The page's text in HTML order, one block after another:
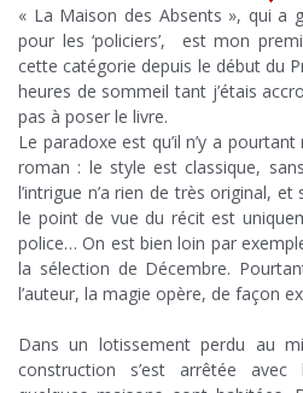
« La Maison des Absents », qui a
pour les ‘policiers’, est mon
cette catégorie depuis le début du
heures de sommeil tant j’étais
pas à poser le livre.
Le paradoxe est qu’il n’y a
roman : le style est classique,
l’intrigue n’a rien de très original,
le point de vue du récit est
police… On est bien loin par
la sélection de Décembre.
l’auteur, la magie opère, de façon
Dans un lotissement perdu au
construction s’est arrêtée